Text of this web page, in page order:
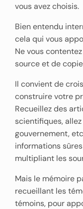
vous avez choisis.
Bien entendu
cela qui vous
Ne vous
source et de
Il convient de
construire votre
Recueillez des
scientifiques,
gouvernement,
informations
multipliant les
Mais le mémoire
recueillant les
témoins, pour